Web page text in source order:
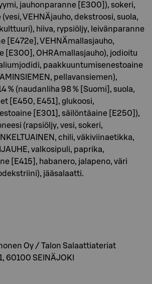
jauhonparanne [E300]), sokeri,
VEHNÄjauho, dekstroosi, suola,
hiiva, rypsiöljy, leivänparanne
[E472e], VEHNÄmallasjauho,
[E300], OHRAmallasjauho), jodioitu
paakkuuntumisenestoaine
pellavansiemen),
% (naudanliha 98 % [Suomi], suola,
[E450, E451], glukoosi,
[E301], säilöntäaine [E250]),
(rapsiöljy, vesi, sokeri,
chili, väkiviinaetikka,
valkosipuli, paprika,
[E415], habanero, jalapeno, väri
jääsalaatti.
Oy / Talon Salaattiateriat
60100 SEINÄJOKI